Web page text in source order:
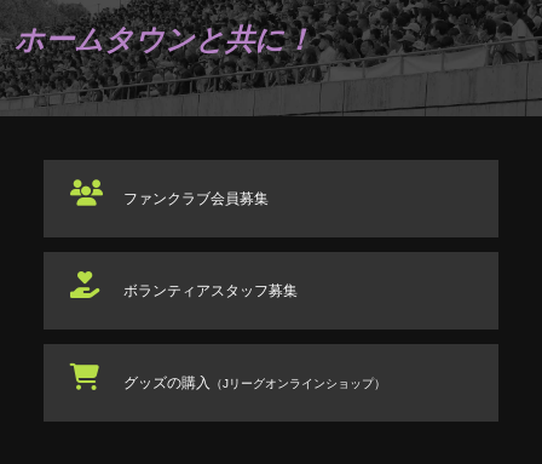
ホームタウンと共に！
ファンクラブ会員募集
ボランティアスタッフ募集
グッズの購入 （Jリーグオンラインショップ）